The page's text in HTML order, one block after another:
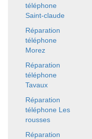
téléphone
Saint-claude
Réparation
téléphone
Morez
Réparation
téléphone
Tavaux
Réparation
téléphone Les
rousses
Réparation